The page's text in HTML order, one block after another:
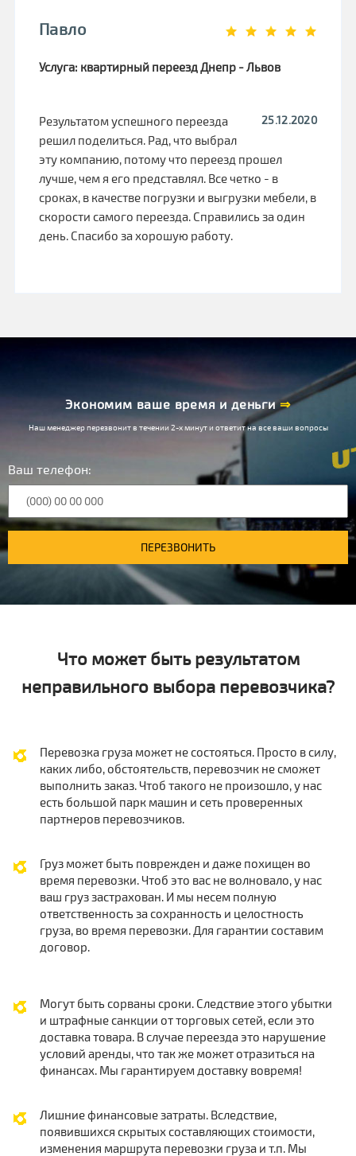
Павло
Услуга: квартирный переезд Днепр - Львов
25.12.2020
Результатом успешного переезда
решил поделиться. Рад, что выбрал
эту компанию, потому что переезд прошел
лучше, чем я его представлял. Все четко - в
сроках, в качестве погрузки и выгрузки мебели, в
скорости самого переезда. Справились за один
день. Спасибо за хорошую работу.
Экономим ваше время и деньги⇒
Наш менеджер перезвонит в течении 2-х минут и ответит на все ваши вопросы
Ваш телефон:
ПЕРЕЗВОНИТЬ
Что может быть результатом
неправильного выбора перевозчика?
Перевозка груза может не состояться. Просто в силу,
каких либо, обстоятельств, перевозчик не сможет
выполнить заказ. Чтоб такого не произошло, у нас
есть большой парк машин и сеть проверенных
партнеров перевозчиков.
Груз может быть поврежден и даже похищен во
время перевозки. Чтоб это вас не волновало, у нас
ваш груз застрахован. И мы несем полную
ответственность за сохранность и целостность
груза, во время перевозки. Для гарантии составим
договор.
Могут быть сорваны сроки. Следствие этого убытки
и штрафные санкции от торговых сетей, если это
доставка товара. В случае переезда это нарушение
условий аренды, что так же может отразиться на
финансах. Мы гарантируем доставку вовремя!
Лишние финансовые затраты. Вследствие,
появившихся скрытых составляющих стоимости,
изменения маршрута перевозки груза и т.п. Мы